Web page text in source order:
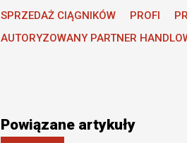
SPRZEDAŻ CIĄGNIKÓW
PROFI
AUTORYZOWANY PARTNER
Powiązane artykuły